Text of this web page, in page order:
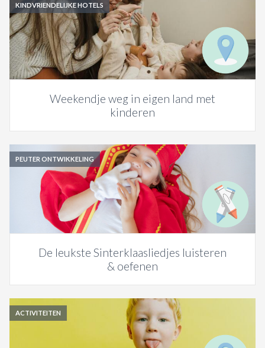
KINDVRIENDELIJKE HOTELS
Weekendje weg in eigen land met
kinderen
PEUTER ONTWIKKELING
De leukste Sinterklaasliedjes luisteren
& oefenen
ACTIVITEITEN